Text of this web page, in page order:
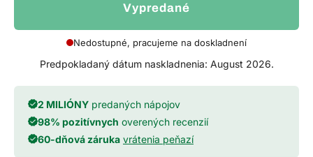
Vypredané
Nedostupné, pracujeme na doskladnení
Predpokladaný dátum naskladnenia: August 2026.
2 MILIÓNY predaných nápojov
98% pozitívnych overených recenzií
60-dňová záruka vrátenia peňazí